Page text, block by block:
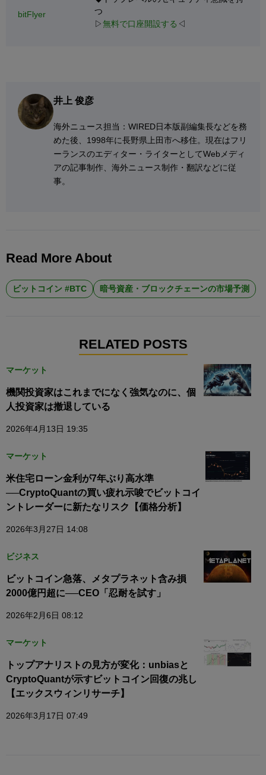
bitFlyer
つ
▷無料で口座開設する ◁
井上 俊彦
海外ニュース担当：WIRED日本版副編集長などを務
めた後、1998年に長野県上田市へ移住。現在はフリ
ーランスのエディター・ライターとしてWebメディ
アの記事制作、海外ニュース制作・翻訳などに従
事。
Read More About
ビットコイン #BTC 暗号資産・ブロックチェーンの市場予測
RELATED POSTS
マーケット
機関投資家はこれまでになく強気なのに、個
人投資家は撤退している
2026年4月13日 19:35
マーケット
米住宅ローン金利が7年ぶり高水準
──CryptoQuantの買い疲れ示唆でビットコイ
ントレーダーに新たなリスク【価格分析】
2026年3月27日 14:08
ビジネス
ビットコイン急落、メタプラネット含み損
2000億円超に──CEO「忍耐を試す」
2026年2月6日 08:12
マーケット
トップアナリストの見方が変化：unbiasと
CryptoQuantが示すビットコイン回復の兆し
【エックスウィンリサーチ】
2026年3月17日 07:49